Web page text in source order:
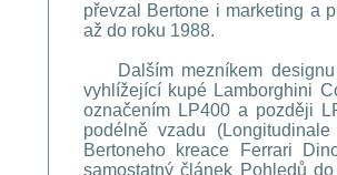
převzal Bertone i marketing a
až do roku 1988.
Dalším mezníkem designu
vyhlížející kupé Lamborghini
označením LP400 a později
podélně vzadu
Bertoneho kreace Ferrari
samostatný článek Pohledů